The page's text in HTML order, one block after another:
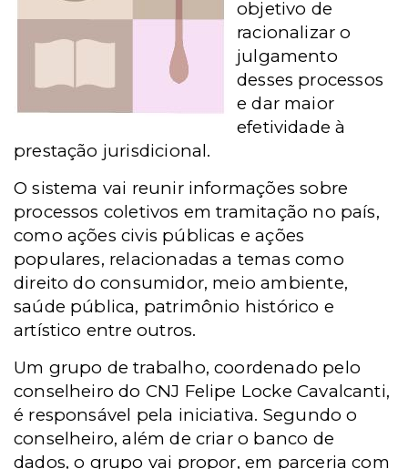
objetivo de
racionalizar o
julgamento
desses processos
e dar maior
efetividade à
prestação jurisdicional.
O sistema vai reunir informações sobre
processos coletivos em tramitação no país,
como ações civis públicas e ações
populares, relacionadas a temas como
direito do consumidor, meio ambiente,
saúde pública, patrimônio histórico e
artístico entre outros.
Um grupo de trabalho, coordenado pelo
conselheiro do CNJ Felipe Locke Cavalcanti,
é responsável pela iniciativa. Segundo o
conselheiro, além de criar o banco de
dados, o grupo vai propor, em parceria com